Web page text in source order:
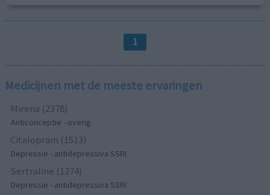
1
Medicijnen met de meeste ervaringen
Mirena (2378)
Anticonceptie - overig
Citalopram (1513)
Depressie - antidepressiva SSRI
Sertraline (1274)
Depressie - antidepressiva SSRI